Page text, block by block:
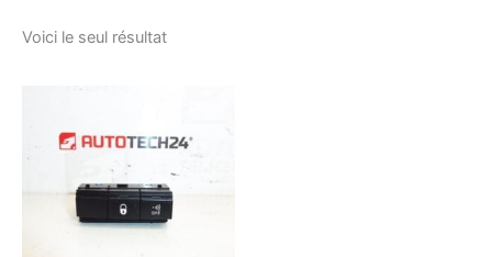
Voici le seul résultat